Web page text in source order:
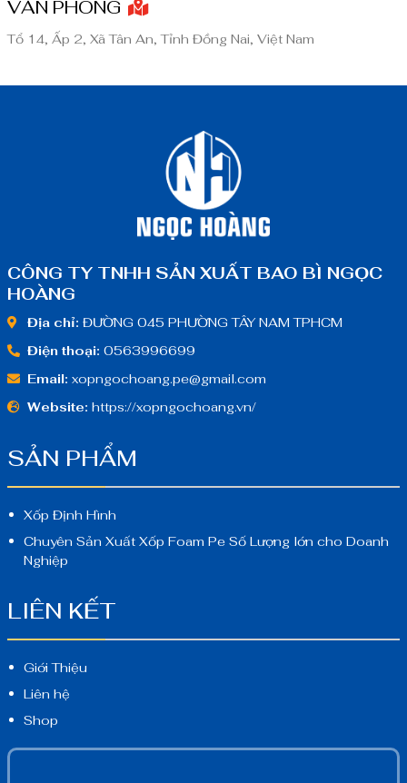
VĂN PHÒNG
Tổ 14, Ấp 2, Xã Tân An, Tỉnh Đồng Nai, Việt Nam
CÔNG TY TNHH SẢN XUẤT BAO BÌ NGỌC
HOÀNG
Địa chỉ: ĐƯỜNG 045 PHƯỜNG TÂY NAM TPHCM
Điện thoại: 0563996699
Email: xopngochoang.pe@gmail.com
Website: https://xopngochoang.vn/
SẢN PHẨM
Xốp Định Hình
Chuyên Sản Xuất Xốp Foam Pe Số Lượng lớn cho Doanh
Nghiệp
LIÊN KẾT
Giới Thiệu
Liên hệ
Shop